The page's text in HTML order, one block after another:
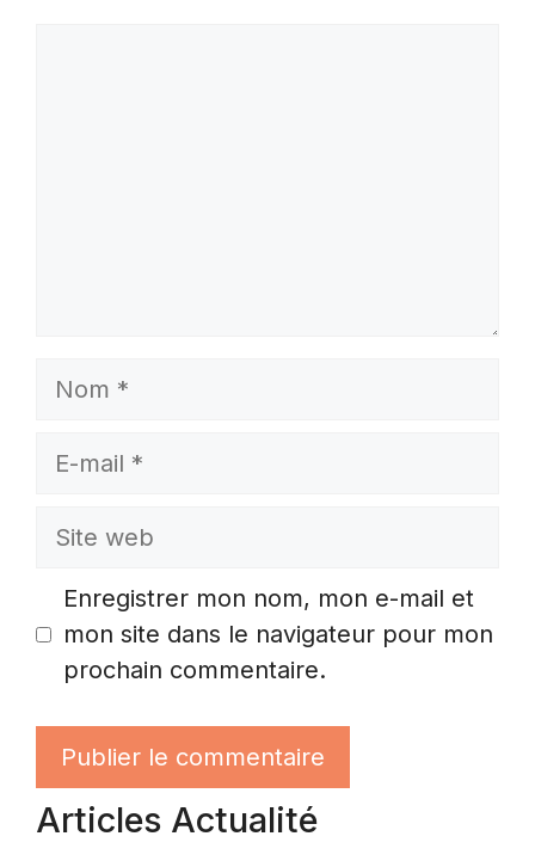
Nom
E-
Site
Enregistrer mon nom, mon e-mail et
mon site dans le navigateur pour mon
prochain commentaire.
Articles Actualité